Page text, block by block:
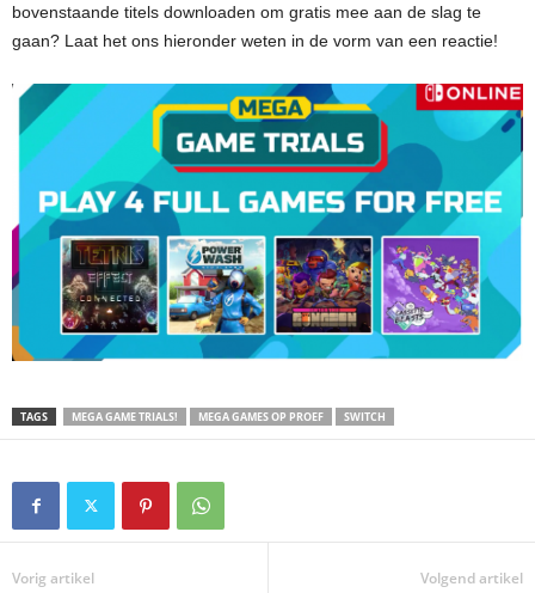
bovenstaande titels downloaden om gratis mee aan de slag te
gaan? Laat het ons hieronder weten in de vorm van een reactie!
TAGS MEGA GAME TRIALS! MEGA GAMES OP PROEF SWITCH
Vorig artikel Volgend artikel